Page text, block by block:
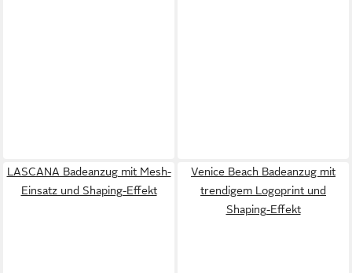
LASCANA Badeanzug mit Mesh-
Einsatz und Shaping-Effekt
Venice Beach Badeanzug mit
trendigem Logoprint und
Shaping-Effekt